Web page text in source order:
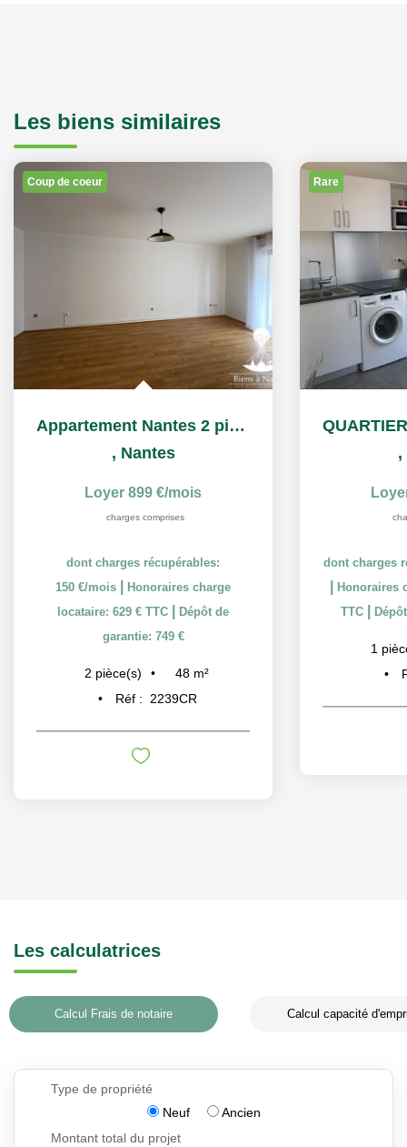
Les biens similaires
Coup de coeur
Appartement Nantes 2 pièce(s) 48.39 m2
, Nantes
Loyer 899 €/mois
charges comprises
dont charges récupérables:
150 €/mois
Honoraires charge
locataire: 629 € TTC
Dépôt de
garantie: 749 €
2 pièce(s) 48 m²
Réf :
2239CR
Rare
,
dont charges
Honoraires
TTC
1
Les calculatrices
Calcul Frais de notaire Calcul capacité